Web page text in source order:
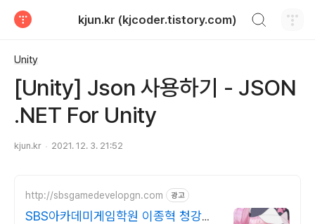
kjun.kr (kjcoder.tistory.com)
Unity
[Unity] Json 사용하기 - JSON
.NET For Unity
kjun.kr 2021. 12. 3. 21:52
http://sbsgamedevelopgn.com 광고
SBS아카데미게임학원 이종혁 청강대